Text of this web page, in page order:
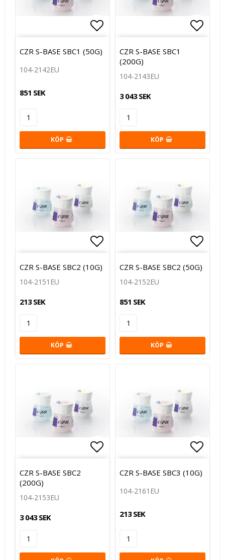
Lägg till i favoritlistan
CZR S-BASE SBC1 (50G)
104-2142EU
851 SEK
KÖP
CZR S-BASE SBC1
(200G)
104-2143EU
3 043 SEK
KÖP
Lägg till i favoritlistan
CZR S-BASE SBC2 (10G)
104-2151EU
213 SEK
KÖP
Lägg
CZR S-BASE SBC2 (50G)
104-2152EU
851 SEK
KÖP
Lägg till i favoritlistan
CZR S-BASE SBC2
(200G)
104-2153EU
3 043 SEK
Lägg
CZR S-BASE SBC3 (10G)
104-2161EU
213 SEK